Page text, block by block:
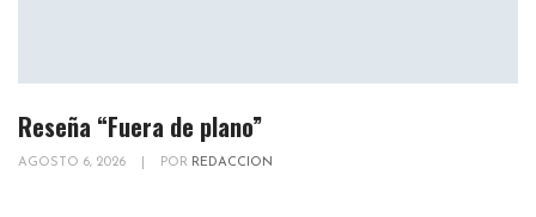
Reseña “Fuera de plano”
AGOSTO 6, 2026 POR REDACCION